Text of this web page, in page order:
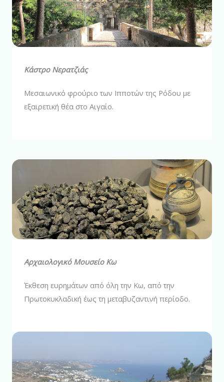
Κάστρο Νερατζιάς
Μεσαιωνικό φρούριο των Ιπποτών της Ρόδου με
εξαιρετική θέα στο Αιγαίο.
Αρχαιολογικό Μουσείο Κω
Έκθεση ευρημάτων από όλη την Κω, από την
Πρωτοκυκλαδική έως τη μεταβυζαντινή περίοδο.